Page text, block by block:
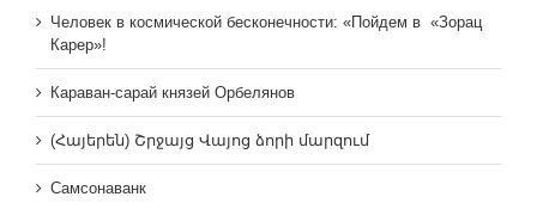
Человек в космической бесконечности: «Пойдем в «Зорац
Карер»!
Караван-сарай князей Орбелянов
(Հայերեն) Շրջայց Վայոց ձորի մարզում
Самсонаванк